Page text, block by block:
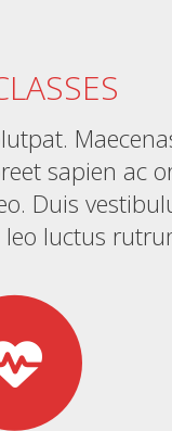
sapien ac
Duis
luctus